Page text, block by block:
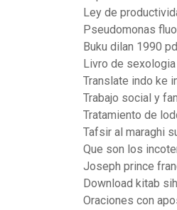
Ley de
Pseudomonas
Buku dilan 1990
Livro de
Translate indo ke
Trabajo social y
Tratamiento de
Tafsir al maraghi
Que son los
Joseph prince
Download kitab
Oraciones con